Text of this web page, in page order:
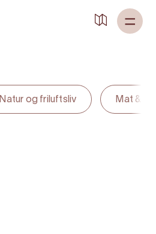
Natur og friluftsliv Mat &